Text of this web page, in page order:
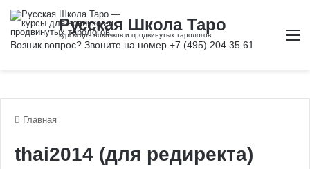
Главная
thai2014 (для редиректа)